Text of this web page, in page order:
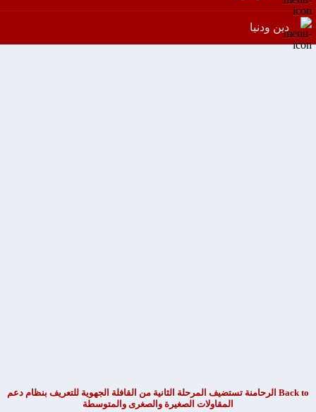
دين ودنيا
Back to الرحامنة تستضيف المرحلة الثانية من القافلة الجهوية للتعريف بنظام دعم
المقاولات الصغيرة والصغرى والمتوسطة